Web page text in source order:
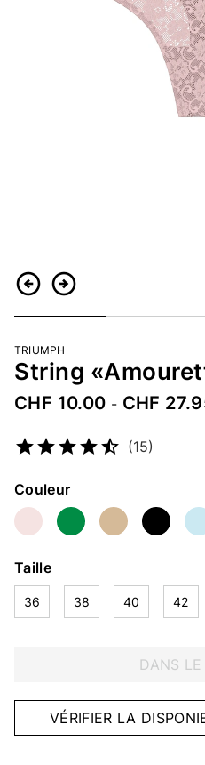
RetourContinuer
TRIUMPH
String
CHF 10.00 - CHF
(15)
Couleur
Taille
36 38 40 42
DANS LE
VÉRIFIER LA